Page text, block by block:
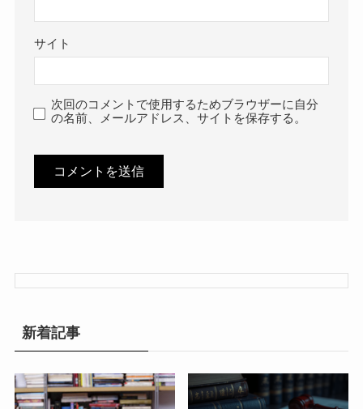
サイト
次回のコメントで使用するためブラウザーに自分
の名前、メールアドレス、サイトを保存する。
新着記事